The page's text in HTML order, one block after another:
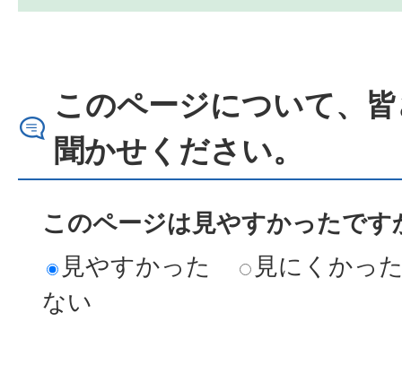
このページについて、
聞かせください。
このページは見やすかったです
見やすかった
見にくかっ
ない